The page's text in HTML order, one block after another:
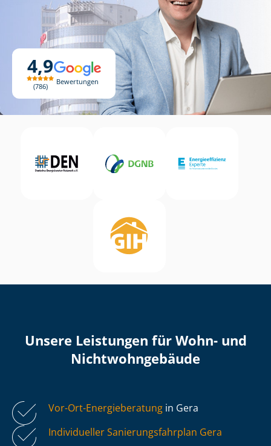
4,9
786
Bewertungen
Unsere Leistungen für Wohn- und
Nicht­wohn­ge­bäu­de
Vor-Ort-Energieberatung in Gera
Individueller Sa­nie­rungs­fahr­plan Gera